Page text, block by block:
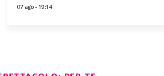
07 ago - 19:14